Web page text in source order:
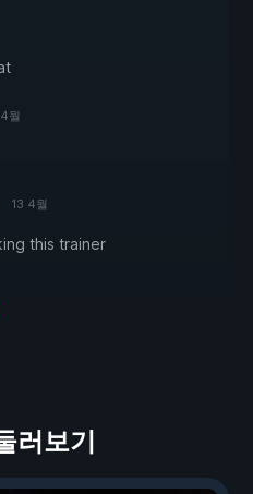
월
13 4월
this trainer
러보기